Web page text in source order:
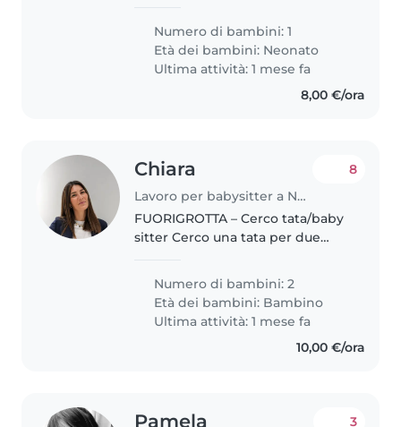
suo agio con gli animali
domestici e che possa
intrattenersi..
Numero di bambini: 1
Età dei bambini: Neonato
Ultima attività: 1 mese fa
8,00 €/ora
Chiara
Lavoro per babysitter a Napoli
8
FUORIGROTTA – Cerco tata/baby
sitter Cerco una tata per due
impegno pomeridiano di circa 4
ore al giorno a partire dalle 15:30.
I bimbi sono scolarizzati,..
Numero di bambini: 2
Età dei bambini: Bambino
Ultima attività: 1 mese fa
10,00 €/ora
Pamela 3